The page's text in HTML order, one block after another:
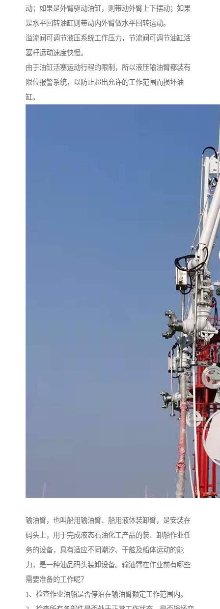
动；如果是外臂驱动油缸，则带动外臂上下摆动；如果
是水平回转油缸则带动内外臂做水平回转运动。
溢流阀可调节液压系统工作压力，节流阀可调节油缸活
塞杆运动速度快慢。
由于油缸活塞运动行程的限制，所以液压输油臂都装有
限位报警系统，以防止超出允许的工作范围而损坏油
缸。
输油臂，也叫船用输油臂、船用液体装卸臂，是安装在
码头上，用于完成液态石油化工产品的装、卸船作业任
务的设备，具有适应不同潮汐、干舷及船体运动的能
力，是一种油品码头装卸设备。输油臂在作业前有哪些
需要准备的工作呢？
1、检查作业油船是否停泊在输油臂额定工作范围内。